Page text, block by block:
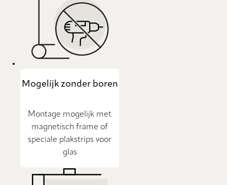
Mogelijk zonder boren
Montage mogelijk met
magnetisch frame of
speciale plakstrips voor
glas